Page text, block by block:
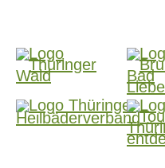
Service
Tourist-Information
Anreise & Mobilität